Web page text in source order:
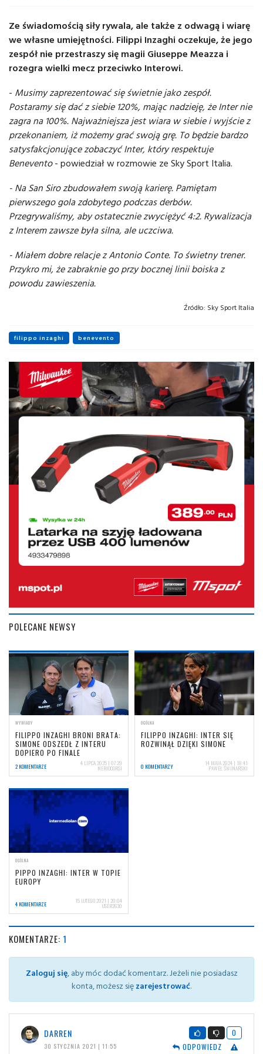
Ze świadomością siły rywala, ale także z odwagą i wiarę
we własne umiejętności. Filippi Inzaghi oczekuje, że jego
zespół nie przestraszy się magii Giuseppe Meazza i
rozegra wielki mecz przeciwko Interowi.
- Musimy zaprezentować się świetnie jako zespół.
Postaramy się dać z siebie 120%, mając nadzieję, że Inter nie
zagra na 100%. Najważniejsza jest wiara w siebie i wyjście z
przekonaniem, iż możemy grać swoją grę. To będzie bardzo
satysfakcjonujące zobaczyć Inter, który respektuje
Benevento- powiedział w rozmowie ze Sky Sport Italia.
- Na San Siro zbudowałem swoją karierę. Pamiętam
pierwszego gola zdobytego podczas derbów.
Przegrywaliśmy, aby ostatecznie zwyciężyć 4:2. Rywalizacja
z Interem zawsze była silna, ale uczciwa.
- Miałem dobre relacje z Antonio Conte. To świetny trener.
Przykro mi, że zabraknie go przy bocznej linii boiska z
powodu zawieszenia.
Źródło: Sky Sport Italia
filippo inzaghi benevento
POLECANE NEWSY
WYWIADY
FILIPPO INZAGHI BRONI BRATA:
SIMONE ODSZEDŁ Z INTERU
DOPIERO PO FINALE
2 KOMENTARZE 4 LIPCA 2025 | 07:29
NERIOCORSI
OGÓLNA
FILIPPO INZAGHI: INTER SIĘ
ROZWINĄŁ DZIĘKI SIMONE
0 KOMENTARZY 14 MAJA 2024 | 18:41
PAWEŁ ŚWINARSKI
OGÓLNA
PIPPO INZAGHI: INTER W TOPIE
EUROPY
4 KOMENTARZE 15 LUTEGO 2021 | 20:04
USER2630
KOMENTARZE: 1
Zaloguj się, aby móc dodać komentarz. Jeżeli nie posiadasz
konta, możesz sięzarejestrować.
DARREN
30 STYCZNIA 2021 | 11:55
0
ODPOWIEDZ